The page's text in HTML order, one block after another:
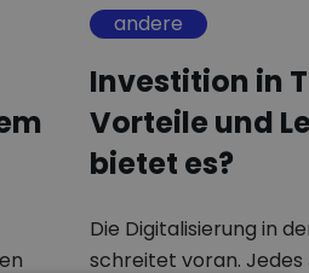
andere
Investition in
Vorteile und
bietet es?
Die Digitalisierung in
schreitet voran.